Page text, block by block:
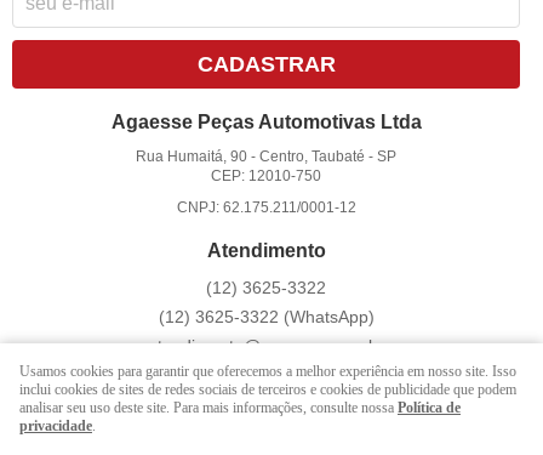
CADASTRAR
Agaesse Peças Automotivas Ltda
Rua Humaitá, 90 -Centro, Taubaté -SP
CEP: 12010-750
CNPJ: 62.175.211/0001-12
Atendimento
(12) 3625-3322
(12) 3625-3322 (WhatsApp)
atendimento@agaesse.com.br
LOJA VIRTUAL CRIADA POR
Usamos cookies para garantir que oferecemos a melhor experiência em nosso site. Isso
inclui cookies de sites de redes sociais de terceiros e cookies de publicidade que podem
analisar seu uso deste site. Para mais informações, consulte nossa Política de
privacidade.